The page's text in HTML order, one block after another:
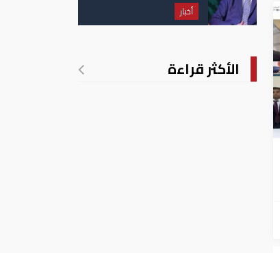
أخبار
الأكثر قراءة